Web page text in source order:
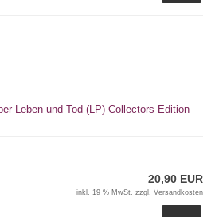
Leben und Tod (LP) Collectors Edition
20,90 EUR
inkl. 19 % MwSt. zzgl. Versandkosten